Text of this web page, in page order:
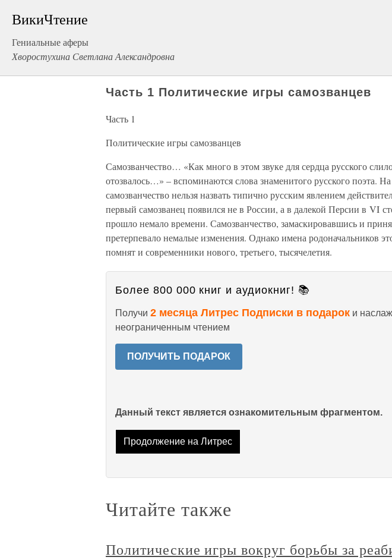
ВикиЧтение
Гениальные аферы
Хворостухина Светлана Александровна
Часть 1 Политические игры самозванцев
Часть 1
Политические игры самозванцев
Самозванчество… «Как много в этом звуке для сердца русского
отозвалось…» – вспоминаются слова знаменитого русского поэта.
самозванчество нельзя назвать типично русским явлением
первый самозванец появился не в России, а в далекой Персии в VI
прошло немало времени. Самозванчество, замаскировавшись и
претерпевало немалые изменения. Однако имена родоначальников
помнят и современники нового, третьего, тысячелетия.
Более 800 000 книг и аудиокниг! 📚
Получи 2 месяца Литрес Подписки в подарок и
неограниченным чтением
ПОЛУЧИТЬ ПОДАРОК
Данный текст является ознакомительным фрагментом.
Продолжение на Литрес
Читайте также
Политические игры вокруг борьбы за